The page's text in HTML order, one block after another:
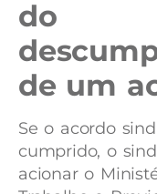
do
de um
Se o acordo
cumprido, o
acionar o